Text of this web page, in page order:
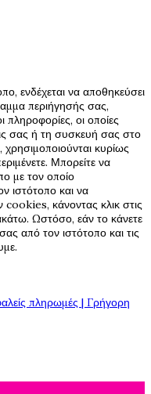
ενδέχεται να αποθηκεύσει
περιήγησής σας,
οι οποίες
σας ή τη συσκευή σας στο
κυρίως
Μπορείτε να
με τον οποίο
ιστότοπο και να
κάνοντας κλικ στις
Ωστόσο, εάν το κάνετε
από τον ιστότοπο και τις
πληρωμές | Γρήγορη